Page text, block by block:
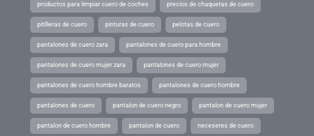
productos para limpiar cuero de coches precios de chaquetas de cuero
pitilleras de cuero pinturas de cuero pelotas de cuero
pantalones de cuero zara pantalones de cuero para hombre
pantalones de cuero mujer zara pantalones de cuero mujer
pantalones de cuero hombre baratos pantalones de cuero hombre
pantalones de cuero pantalon de cuero negro pantalon de cuero mujer
pantalon de cuero hombre pantalon de cuero neceseres de cuero